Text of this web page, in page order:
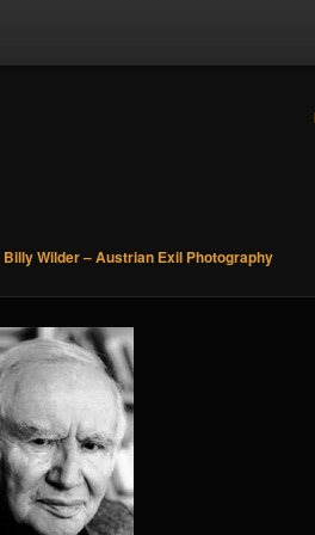
Billy Wilder – Austrian Exil Photography